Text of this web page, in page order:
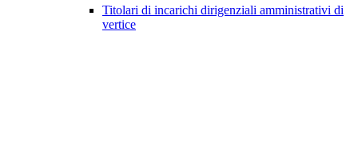
Titolari di incarichi dirigenziali amministrativi di
vertice